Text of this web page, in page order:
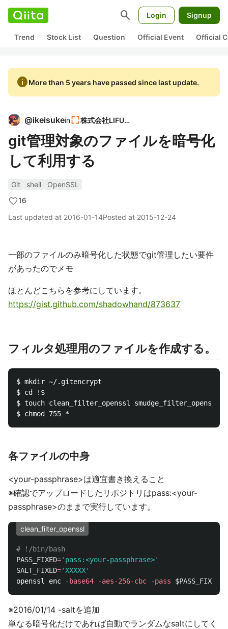
search Login Signup
Trend Stock List Question Official Event Official
infoMore than 5 years have passed since last update.
@ikeisukein 株式会社LIFULL
git管理対象のファイルを暗号化
して利用する
Git shell
OpenSSL
16
Last updated at 2016-01-14Posted at 2015-12-24
一部のファイルのみ暗号化した状態でgit管理したい要件
があったのでメモ
ほとんどこちらを参考にしています。
https://gist.github.com/shadowhand/873637
フィルタ処理用のファイルを作成する。
$ mkdir ~/.gitencrypt
$ cd !$
$ touch clean_filter_openssl
各ファイルの中身
<your-passphrase>は適宜書き換えること
※確認でアップロードしたリポジトリはpass:<your-
passphrase>のままで実行しています。
clean_filter_openssl
# !/bin/bash
PASS_FIXED='pass:<your-passphrase>'
SALT_FIXED='XXXXX'
openssl enc
-base64 -aes-256-cbc -pass $PASS_FIXED
※2016/01/14 -saltを追加
単なる暗号化だけであれば自動でランダムなsaltにしてく